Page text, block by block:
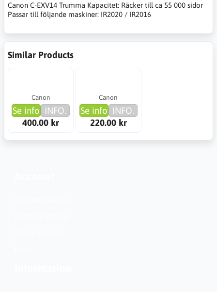
Canon C-EXV14 Trumma Kapacitet: Räcker till ca 55 000 sidor
Passar till följande maskiner: IR2020 / IR2016
Similar Products
Canon
Se info INFO.
400.00 kr
Canon
Se info INFO.
220.00 kr